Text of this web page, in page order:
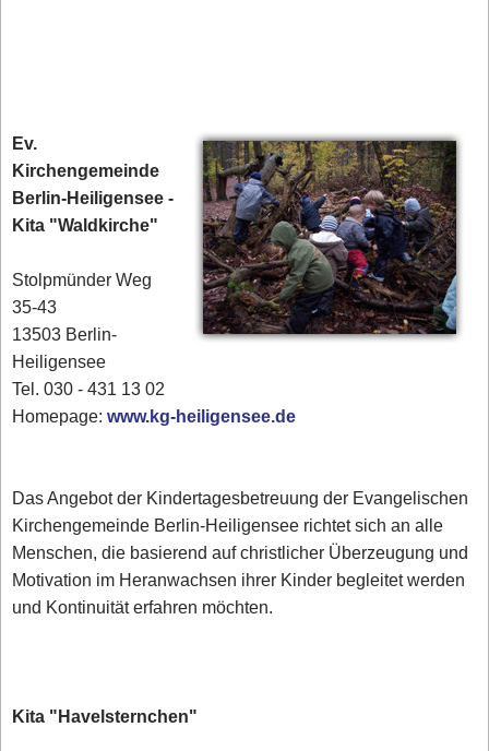
Ev.
Kirchengemeinde
Berlin-Heiligensee -
Kita "Waldkirche"
Stolpmünder Weg
35-43
13503 Berlin-
Heiligensee
Tel. 030 - 431 13 02‎
Homepage:www.kg-heiligensee.de
Das Angebot der Kindertagesbetreuung der Evangelischen
Kirchengemeinde Berlin-Heiligensee richtet sich an alle
Menschen, die basierend auf christlicher Überzeugung und
Motivation im Heranwachsen ihrer Kinder begleitet werden
und Kontinuität erfahren möchten.
Kita "Havelsternchen"